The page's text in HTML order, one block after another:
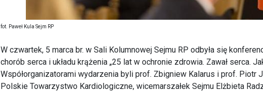
fot. Paweł Kula Sejm RP
W czwartek, 5 marca br. w Sali Kolumnowej Sejmu RP odbyła się
chorób serca i układu krążenia „25 lat w ochronie zdrowia. Zawał serca.
Współorganizatorami wydarzenia byli prof. Zbigniew Kalarus i prof. Piotr
Polskie Towarzystwo Kardiologiczne, wicemarszałek Sejmu Elżbieta